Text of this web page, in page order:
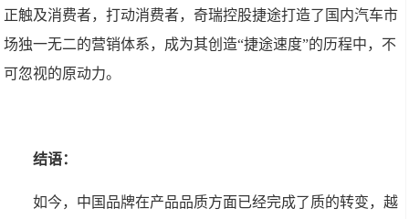
正触及消费者，打动消费者，奇瑞控股捷途打造了国内汽车市
场独一无二的营销体系，成为其创造“捷途速度”的历程中，不
可忽视的原动力。
结语：
如今，中国品牌在产品品质方面已经完成了质的转变，越